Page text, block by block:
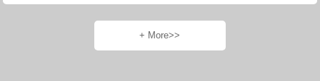
+ More>>